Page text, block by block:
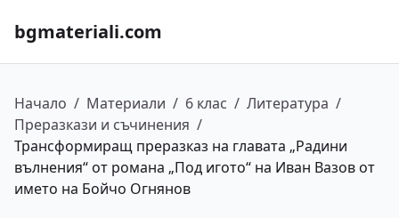
bgmateriali.com
Начало / Материали / 6 клас / Литература /
Преразкази и съчинения /
Трансформиращ преразказ на главата „Радини
вълнения“ от романа „Под игото“ на Иван Вазов от
името на Бойчо Огнянов